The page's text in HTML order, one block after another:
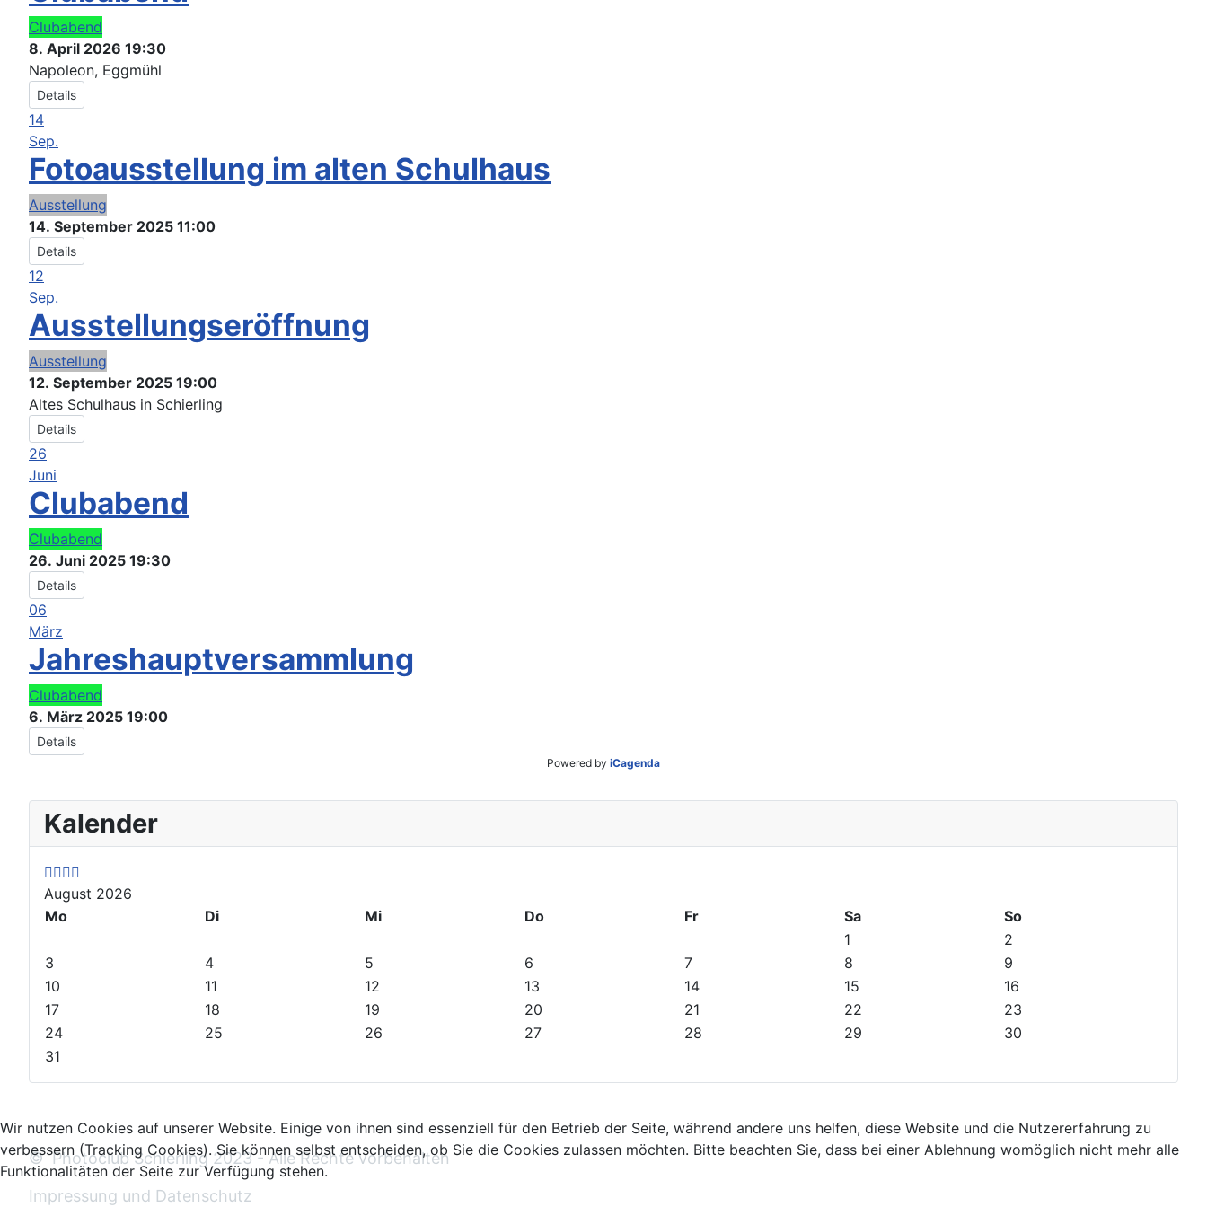
Kalender
P
e
v
i
o
s
e
a
r
P
r
e
v
i
o
o
n
t
h
N
e
x
t
Y
e
N
e
x
t
M
August 2026
Mo
Di Mi Do Fr Sa
So
1
2
3
4 5 6 7 8
9
10
11 12 13 14 15
16
17
18 19 20 21 22
23
24
25 26 27 28 29
30
31
Clubabend
8. April 2026 19:30
Napoleon, Eggmühl
Details
14
Sep.
Fotoausstellung im alten Schulhaus
Ausstellung
14. September 2025 11:00
Details
12
Sep.
Ausstellungseröffnung
Ausstellung
12. September 2025 19:00
Altes Schulhaus in Schierling
Details
26
Juni
Clubabend
Clubabend
26. Juni 2025 19:30
Details
06
März
Jahreshauptversammlung
Clubabend
6. März 2025 19:00
Details
Powered by iCagenda
© Photoclub Schierling 2023 - Alle Rechtevorbehalten
Impressung und Datenschutz
Wir nutzen Cookies auf unserer Website. Einige von ihnen sind essenziell für den Betrieb der Seite, während andere uns helfen, diese Website und die Nutzererfahrung zu
verbessern (Tracking Cookies). Sie können selbst entscheiden, ob Sie die Cookies zulassen möchten. Bitte beachten Sie, dass bei einer Ablehnung womöglich nicht mehr alle
Funktionalitäten der Seite zur Verfügung stehen.